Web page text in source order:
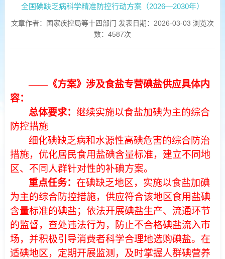
全国碘缺乏病科学精准防控行动方案（2026—2030年）
文章作者：国家疾控局等十四部门 发表日期：2026-03-03 浏览次
数：4587次
——《方案》涉及食盐专营碘盐供应具体内
容：
总体要求： 继续实施以食盐加碘为主的综合
防控措施
细化碘缺乏病和水源性高碘危害的综合防治
措施，优化居民食用盐碘含量标准，建立不同地
区、不同人群针对性的补碘方案。
重点任务： 在碘缺乏地区，实施以食盐加碘
为主的综合防控措施，供应符合该地区食用盐碘
含量标准的碘盐；依法开展碘盐生产、流通环节
的监督，查处违法行为，防止不合格碘盐流入市
场，并积极引导消费者科学合理地选购碘盐。在
适碘地区，定期开展监测，及时掌握人群碘营养